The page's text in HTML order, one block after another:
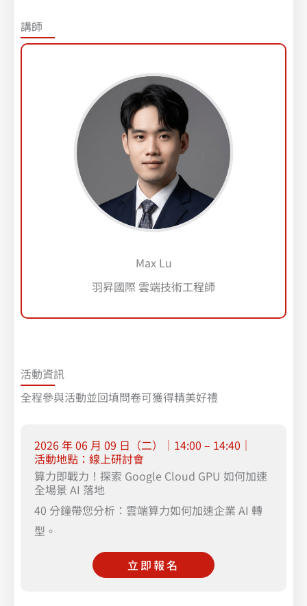
講師
Max Lu
羽昇國際 雲端技術工程師
活動資訊
全程參與活動並回填問卷可獲得精美好禮
2026 年 06 月 09 日（二）｜14:00 – 14:40｜
活動地點：線上研討會
算力即戰力！探索 Google Cloud GPU 如何加速
全場景 AI 落地
40 分鐘帶您分析：雲端算力如何加速企業 AI 轉
型。
立即報名